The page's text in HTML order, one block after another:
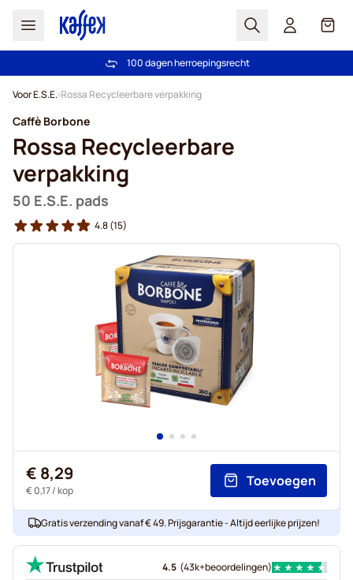
Zoek Cart
Gratis verzending vanaf € 49
100 dagen herroepingsrecht
Voor E.S.E. Rossa Recycleerbare verpakking
Caffè Borbone
Rossa Recycleerbare
verpakking
50 E.S.E. pads
4.8(15)
€ 8,29
€ 0,17/ kop
Toevoegen
Gratis verzending vanaf € 49. Prijsgarantie - Altijd eerlijke prijzen!
4.5 (43k+beoordelingen)